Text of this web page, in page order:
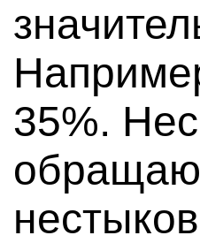
35%.